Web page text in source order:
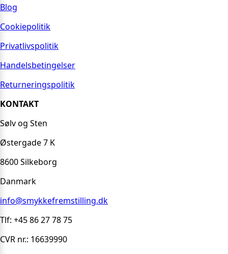
Blog
Cookiepolitik
Privatlivspolitik
Handelsbetingelser
Returneringspolitik
KONTAKT
Sølv og Sten
Østergade 7 K
8600 Silkeborg
Danmark
info@smykkefremstilling.dk
Tlf: +45 86 27 78 75
CVR nr.: 16639990